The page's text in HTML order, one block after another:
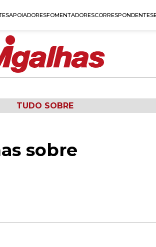
APOIADORESFOMENTADORESCORRESPONDENTES
TUDO SOBRE
sobre